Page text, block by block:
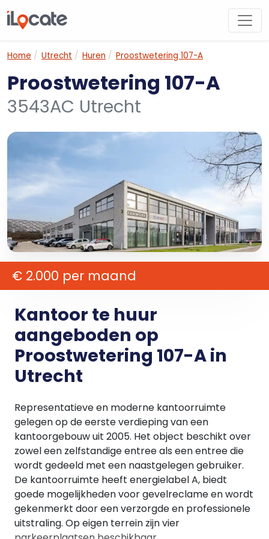
Home Utrecht Huren Proostwetering 107-A
Proostwetering 107-A
3543AC Utrecht
€ 2.000 per maand
Kantoor te huur
aangeboden op
Proostwetering 107-A in
Utrecht
Representatieve en moderne kantoorruimte
gelegen op de eerste verdieping van een
kantoorgebouw uit 2005. Het object beschikt over
zowel een zelfstandige entree als een entree die
wordt gedeeld met een naastgelegen gebruiker.
De kantoorruimte heeft energielabel A, biedt
goede mogelijkheden voor gevelreclame en wordt
gekenmerkt door een verzorgde en professionele
uitstraling. Op eigen terrein zijn vier